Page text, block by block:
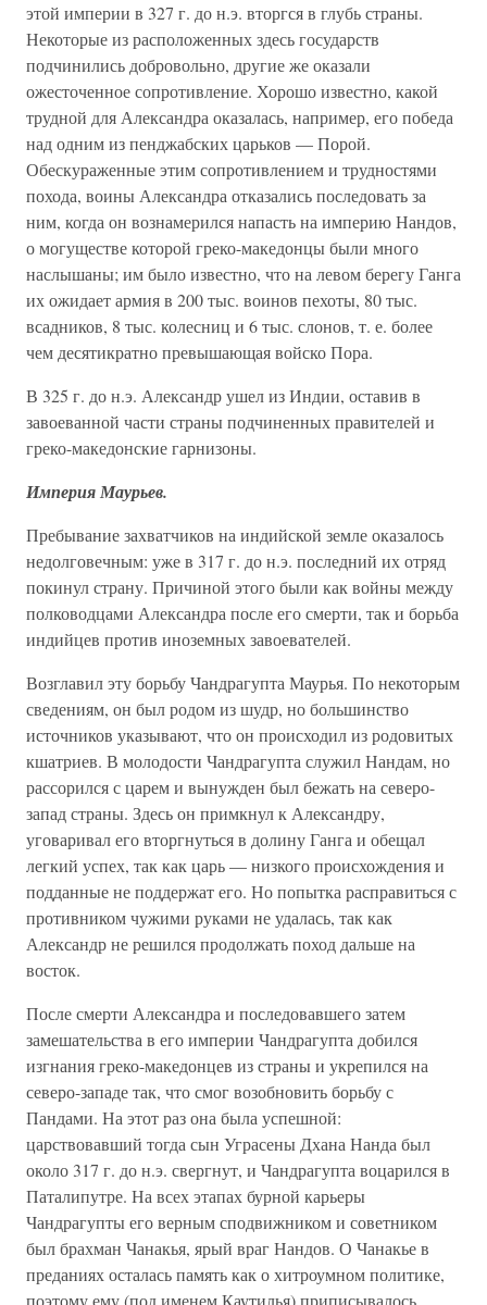
этой империи в 327 г. до н.э. вторгся в глубь страны.
Некоторые из расположенных здесь государств
подчинились добровольно, другие же оказали
ожесточенное сопротивление. Хорошо известно, какой
трудной для Александра оказалась, например, его победа
над одним из пенджабских царьков — Порой.
Обескураженные этим сопротивлением и трудностями
похода, воины Александра отказались последовать за
ним, когда он вознамерился напасть на империю Нандов,
о могуществе которой греко-македонцы были много
наслышаны; им было известно, что на левом берегу Ганга
их ожидает армия в 200 тыс. воинов пехоты, 80 тыс.
всадников, 8 тыс. колесниц и 6 тыс. слонов, т. е. более
чем десятикратно превышающая войско Пора.
В 325 г. до н.э. Александр ушел из Индии, оставив в
завоеванной части страны подчиненных правителей и
греко-македонские гарнизоны.
Империя Маурьев.
Пребывание захватчиков на индийской земле оказалось
недолговечным: уже в 317 г. до н.э. последний их отряд
покинул страну. Причиной этого были как войны между
полководцами Александра после его смерти, так и борьба
индийцев против иноземных завоевателей.
Возглавил эту борьбу Чандрагупта Маурья. По некоторым
сведениям, он был родом из шудр, но большинство
источников указывают, что он происходил из родовитых
кшатриев. В молодости Чандрагупта служил Нандам, но
рассорился с царем и вынужден был бежать на северо-
запад страны. Здесь он примкнул к Александру,
уговаривал его вторгнуться в долину Ганга и обещал
легкий успех, так как царь — низкого происхождения и
подданные не поддержат его. Но попытка расправиться с
противником чужими руками не удалась, так как
Александр не решился продолжать поход дальше на
восток.
После смерти Александра и последовавшего затем
замешательства в его империи Чандрагупта добился
изгнания греко-македонцев из страны и укрепился на
северо-западе так, что смог возобновить борьбу с
Пандами. На этот раз она была успешной:
царствовавший тогда сын Уграсены Дхана Нанда был
около 317 г. до н.э. свергнут, и Чандрагупта воцарился в
Паталипутре. На всех этапах бурной карьеры
Чандрагупты его верным сподвижником и советником
был брахман Чанакья, ярый враг Нандов. О Чанакье в
преданиях осталась память как о хитроумном политике,
поэтому ему (под именем Каутилья) приписывалось